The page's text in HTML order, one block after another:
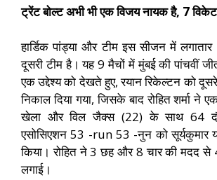
ट्रेंट बोल्ट अभी भी एक विजय नायक है, 7
हार्डिक पांड्या और टीम इस सीजन में
दूसरी टीम है। यह 9 मैचों में मुंबई की पांचवीं
एक उद्देश्य को देखते हुए, रयान रिकेल्टन को
निकाल दिया गया, जिसके बाद रोहित शर्मा ने
खेला और विल जैक्स (22) के साथ 64
एसोसिएशन 53 -run 53 -नुन को सूर्यकुमार
किया। रोहित ने 3 छह और 8 चार की मदद से
लगाई।